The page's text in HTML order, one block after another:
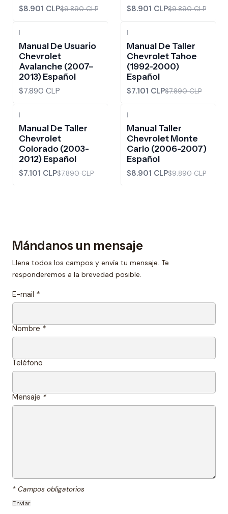
$8.901 CLP$9.890 CLP
$8.901 CLP$9.890 CLP
|
Manual De Usuario
Chevrolet
Avalanche (2007–
2013) Español
$7.890 CLP
|
Manual De Taller
Chevrolet Tahoe
(1992-2000)
Español
$7.101 CLP$7.890 CLP
|
Manual De Taller
Chevrolet
Colorado (2003-
2012) Español
$7.101 CLP$7.890 CLP
|
Manual Taller
Chevrolet Monte
Carlo (2006-2007)
Español
$8.901 CLP$9.890 CLP
Mándanos un mensaje
Llena todos los campos y envía tu mensaje. Te
responderemos a la brevedad posible.
E-mail *
Nombre *
Teléfono
Mensaje *
* Campos obligatorios